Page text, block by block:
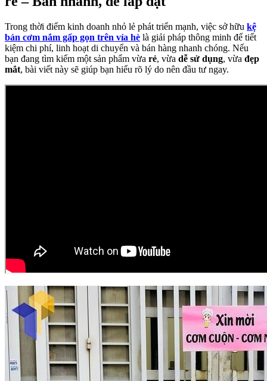
Trong thời điểm kinh doanh nhỏ lẻ phát triển mạnh, việc sở hữu kệ
bán cơm nắm gấp gọn trên vỉa hè là giải pháp thông minh để tiết
kiệm chi phí, linh hoạt di chuyển và bán hàng nhanh chóng. Nếu
bạn đang tìm kiếm một sản phẩm vừa rẻ, vừa dễ sử dụng, vừa đẹp
mắt, bài viết này sẽ giúp bạn hiểu rõ lý do nên đầu tư ngay.